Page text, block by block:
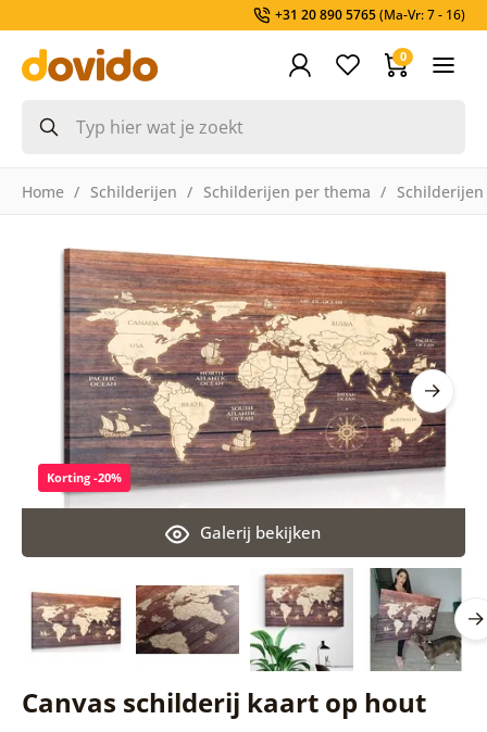
+31 20 890 5765(Ma-Vr: 7 - 16)
0
Home Schilderijen Schilderijen per thema
Canvas schilderij kaart op hout
Galerij bekijken
Korting -20%